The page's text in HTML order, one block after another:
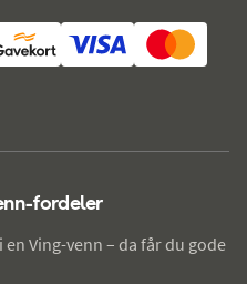
fordeler
Ving-venn – da får du gode